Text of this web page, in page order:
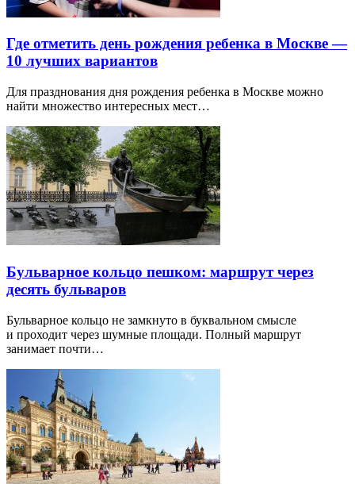
Где отметить день рождения ребенка в Москве —
10 лучших вариантов
Для празднования дня рождения ребенка в Москве можно
найти множество интересных мест…
Бульварное кольцо пешком: маршрут через
десять бульваров
Бульварное кольцо не замкнуто в буквальном смысле
и проходит через шумные площади. Полный маршрут
занимает почти…